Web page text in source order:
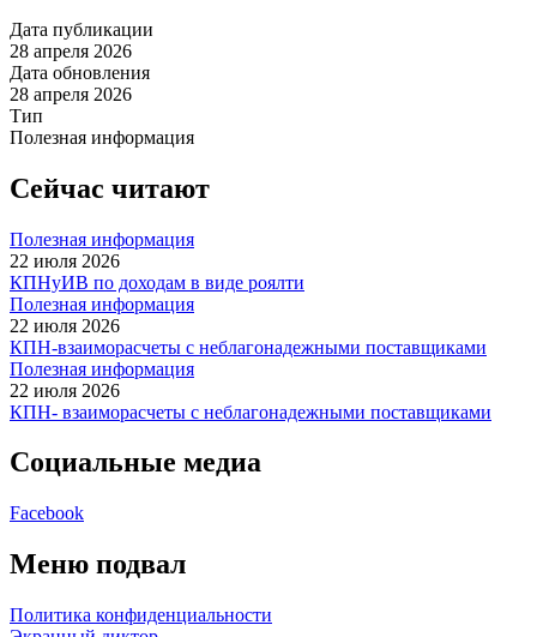
Дата публикации
28 апреля 2026
Дата обновления
28 апреля 2026
Тип
Полезная информация
Сейчас читают
Полезная информация
22 июля 2026
КПНуИВ по доходам в виде роялти
Полезная информация
22 июля 2026
КПН-взаиморасчеты с неблагонадежными поставщиками
Полезная информация
22 июля 2026
КПН- взаиморасчеты с неблагонадежными поставщиками
Социальные медиа
Facebook
Меню подвал
Политика конфиденциальности